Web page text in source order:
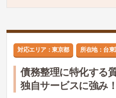
対応エリア：東京都 所在地：台東
債務整理に特化する
独自サービスに強み！